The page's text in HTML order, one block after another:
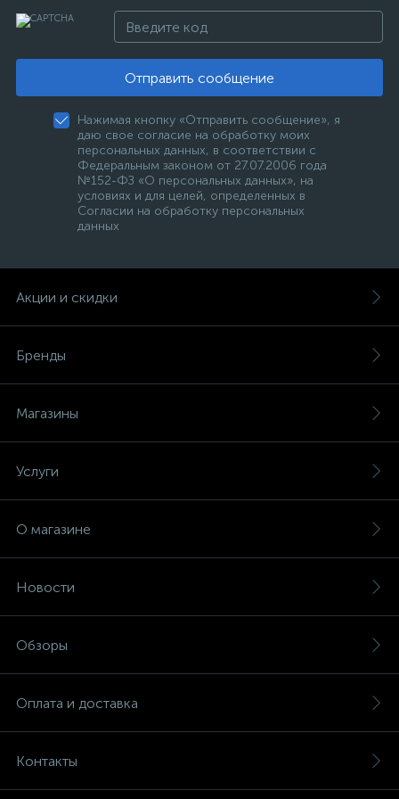
Отправить сообщение
Нажимая кнопку «Отправить сообщение», я
даю свое согласие на обработку моих
персональных данных, в соответствии с
Федеральным законом от 27.07.2006 года
№152-ФЗ «О персональных данных», на
условиях и для целей, определенных в
Согласии на обработку персональных
данных
Акции и скидки
Бренды
Магазины
Услуги
О магазине
Новости
Обзоры
Оплата и доставка
Контакты